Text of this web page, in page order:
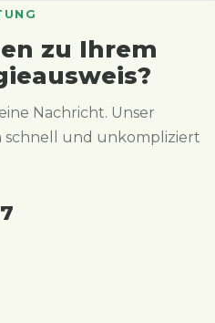
zu Ihrem
Nachricht. Unser
schnell und unkompliziert